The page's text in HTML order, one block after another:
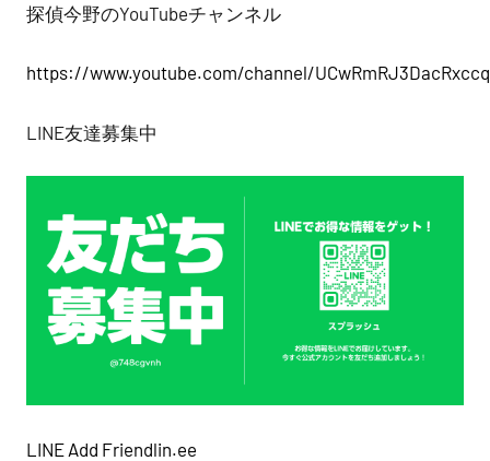
探偵今野のYouTubeチャンネル
https://www.youtube.com/channel/
LINE友達募集中
LINE Add Friendlin.ee